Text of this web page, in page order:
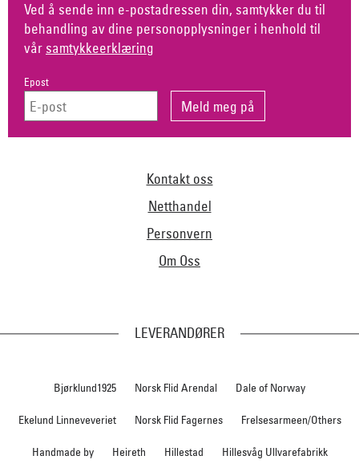
Ved å sende inn e-postadressen din, samtykker du til
behandling av dine personopplysninger i henhold til
vår samtykkeerklæring
Epost
Kontakt oss
Netthandel
Personvern
Om Oss
LEVERANDØRER
Bjørklund1925 Norsk Flid Arendal Dale of Norway
Ekelund Linneveveriet Norsk Flid Fagernes Frelsesarmeen/Others
Handmade by Heireth Hillestad Hillesvåg Ullvarefabrikk